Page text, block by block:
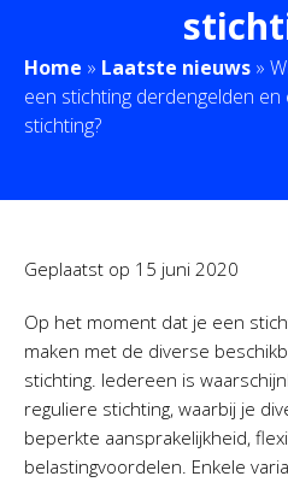
Home » Laatste nieuws »
een stichting derdengelden
stichting?
Geplaatst op 15 juni 2020
Op het moment dat je een
maken met de diverse
stichting. Iedereen is
reguliere stichting, waarbij je
beperkte aansprakelijkheid,
belastingvoordelen. Enkele